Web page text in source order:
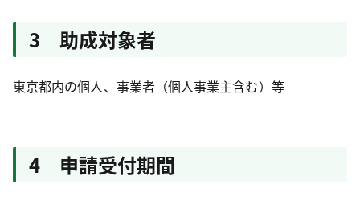
3 助成対象者
東京都内の個人、事業者（個人事業主含む）等
4 申請受付期間